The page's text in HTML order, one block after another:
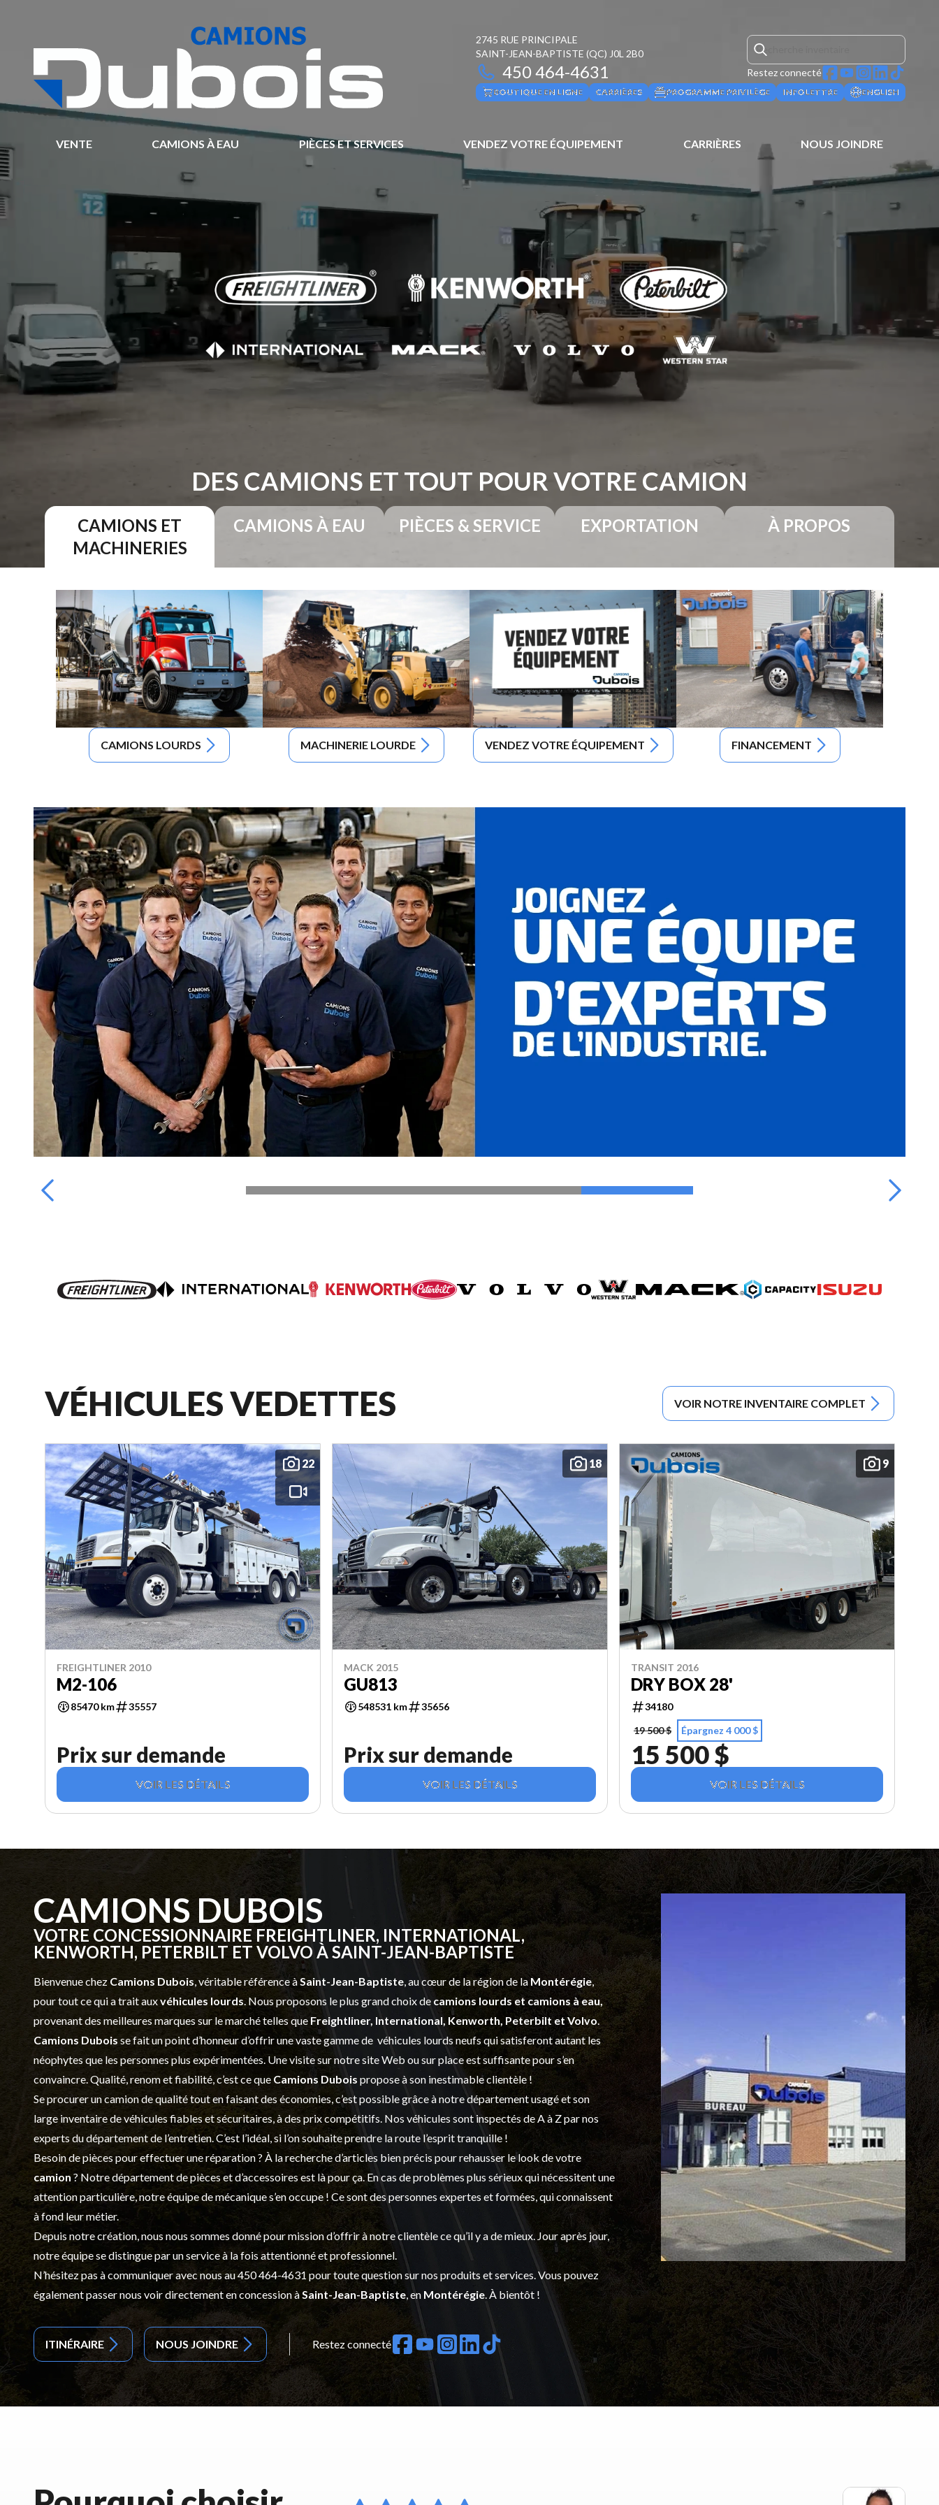
2745 RUE PRINCIPALE
SAINT-JEAN-BAPTISTE (QC) J0L 2B0
450 464-4631 Restez connecté
BOUTIQUE EN LIGNE CARRIÈRES PROGRAMME PRIVILÈGE INFOLETTRE ENGLISH
VENTE CAMIONS À EAU PIÈCES ET SERVICES VENDEZ VOTRE ÉQUIPEMENT CARRIÈRES NOUS JOINDRE
DES CAMIONS ET TOUT POUR VOTRE CAMION
CAMIONS ET
MACHINERIES
CAMIONS À EAU PIÈCES & SERVICE EXPORTATION À PROPOS
CAMIONS LOURDS MACHINERIE LOURDE VENDEZ VOTRE ÉQUIPEMENT FINANCEMENT
VÉHICULES VEDETTES VOIR NOTRE INVENTAIRE COMPLET
22
FREIGHTLINER 2010
M2-106
85470 km 35557
Prix sur demande
VOIR LES DÉTAILS
18
MACK 2015
GU813
548531 km 35656
Prix sur demande
VOIR LES DÉTAILS
9
TRANSIT 2016
DRY BOX 28'
34180
19 500 $
Épargnez 4 000 $
15 500 $
VOIR LES DÉTAILS
CAMIONS DUBOIS
VOTRE CONCESSIONNAIRE FREIGHTLINER, INTERNATIONAL,
KENWORTH, PETERBILT ET VOLVO À SAINT-JEAN-BAPTISTE
Bienvenue chez Camions Dubois, véritable référence àSaint-Jean-Baptiste, au cœur de la région de la Montérégie,
pour tout ce qui a trait auxvéhicules lourds. Nous proposons le plus grand choix de camions lourds et camions à eau,
provenant des meilleures marques sur le marché telles que Freightliner, International, Kenworth, Peterbilt et Volvo.
Camions Dubois se fait un point d’honneur d’offrir une vaste gamme de véhicules lourds neufsqui satisferont autant les
néophytes que les personnes plus expérimentées. Une visite sur notre site Web ou sur place est suffisante pour s’en
convaincre. Qualité, renom et fiabilité, c’est ce que Camions Dubois propose à son inestimable clientèle !
Se procurer un camion de qualité tout en faisant des économies, c’est possible grâce à notredépartement usagéet son
large inventaire de véhicules fiables et sécuritaires, à des prix compétitifs. Nos véhicules sont inspectés de A à Z par nos
experts du département de l’entretien. C’est l’idéal, si l’on souhaite prendre la route l’esprit tranquille !
Besoin de pièces pour effectuer une réparation ? À la recherche d’articles bien précis pour rehausser le look de votre
camion ? Notre département depièces et d’accessoires est là pour ça. En cas de problèmes plus sérieux qui nécessitent une
attention particulière, notre équipe de mécanique s’en occupe ! Ce sont des personnes expertes et formées, qui connaissent
à fond leur métier.
Depuis notre création, nous nous sommes donné pour mission d’offrir à notre clientèle ce qu’il y a de mieux. Jour après jour,
notre équipe se distingue par un service à la fois attentionné et professionnel.
N’hésitez pas à communiquer avec nous au450 464-4631 pour toute question sur nos produits et services. Vous pouvez
également passer nous voir directement en concession àSaint-Jean-Baptiste, en Montérégie. À bientôt !
ITINÉRAIRE NOUS JOINDRE Restez connecté